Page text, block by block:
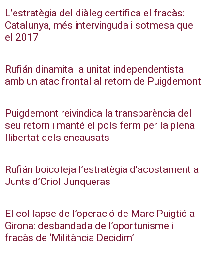
L’estratègia del diàleg certifica el fracàs:
Catalunya, més intervinguda i sotmesa que
el 2017
Rufián dinamita la unitat independentista
amb un atac frontal al retorn de Puigdemont
Puigdemont reivindica la transparència del
seu retorn i manté el pols ferm per la plena
llibertat dels encausats
Rufián boicoteja l’estratègia d’acostament a
Junts d’Oriol Junqueras
El col·lapse de l’operació de Marc Puigtió a
Girona: desbandada de l’oportunisme i
fracàs de ‘Militància Decidim’